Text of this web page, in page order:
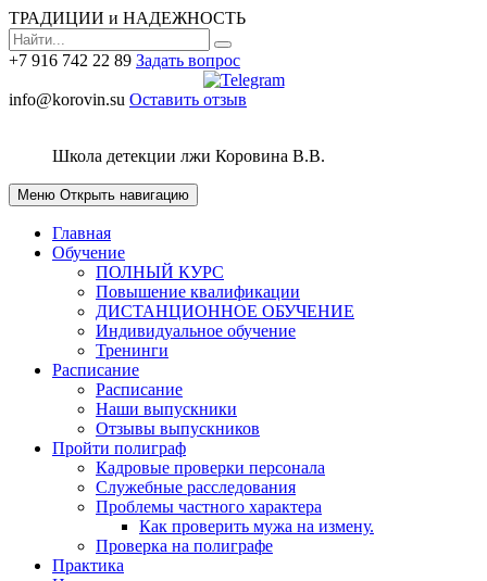
ТРАДИЦИИ и НАДЕЖНОСТЬ
+7 916 742 22 89 Задать вопрос
info@korovin.su Оставить отзыв
Школа детекции лжи Коровина В.В.
Меню Открыть навигацию
Главная
Обучение
ПОЛНЫЙ КУРС
Повышение квалификации
ДИСТАНЦИОННОЕ ОБУЧЕНИЕ
Индивидуальное обучение
Тренинги
Расписание
Расписание
Наши выпускники
Отзывы выпускников
Пройти полиграф
Кадровые проверки персонала
Cлужебные расследования
Проблемы частного характера
Как проверить мужа на измену.
Проверка на полиграфе
Практика